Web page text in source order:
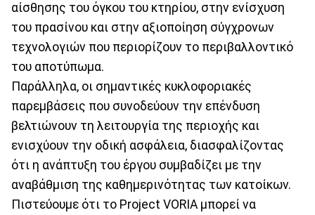
αίσθησης του όγκου του κτηρίου, στην ενίσχυση
του πρασίνου και στην αξιοποίηση σύγχρονων
τεχνολογιών που περιορίζουν το περιβαλλοντικό
του αποτύπωμα.
Παράλληλα, οι σημαντικές κυκλοφοριακές
παρεμβάσεις που συνοδεύουν την επένδυση
βελτιώνουν τη λειτουργία της περιοχής και
ενισχύουν την οδική ασφάλεια, διασφαλίζοντας
ότι η ανάπτυξη του έργου συμβαδίζει με την
αναβάθμιση της καθημερινότητας των κατοίκων.
Πιστεύουμε ότι το Project VORIA μπορεί να